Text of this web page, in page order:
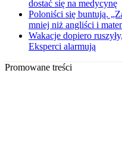
dostać się na medycynę
Poloniści się buntują.
mniej niż angliści i
Wakacje dopiero
Eksperci alarmują
Promowane treści